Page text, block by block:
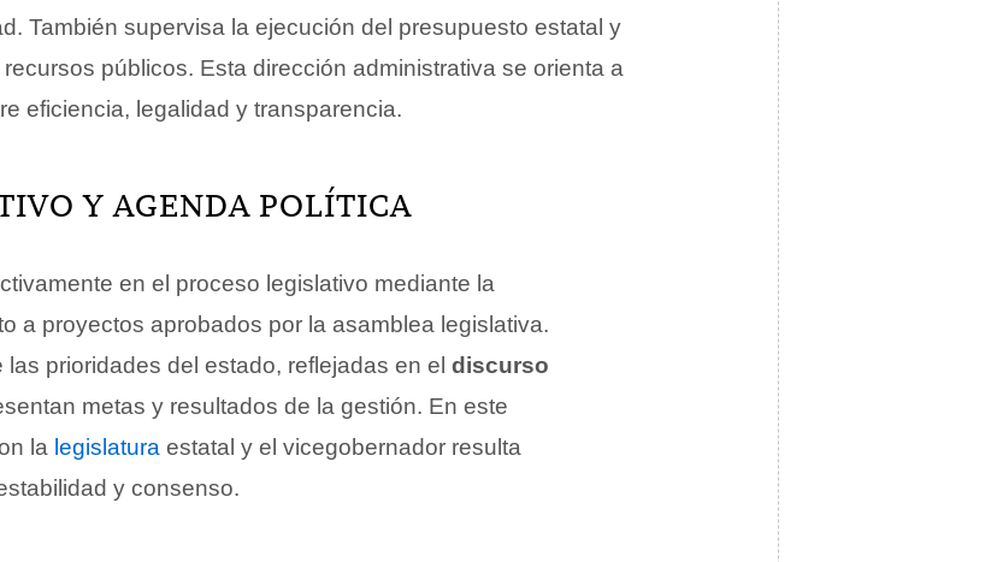
También supervisa la ejecución del presupuesto estatal y
públicos. Esta dirección administrativa se orienta a
eficiencia, legalidad y transparencia.
Y AGENDA POLÍTICA
en el proceso legislativo mediante la
a proyectos aprobados por la asamblea legislativa.
prioridades del estado, reflejadas en el discurso
metas y resultados de la gestión. En este
la legislatura estatal y el vicegobernador resulta
y consenso.